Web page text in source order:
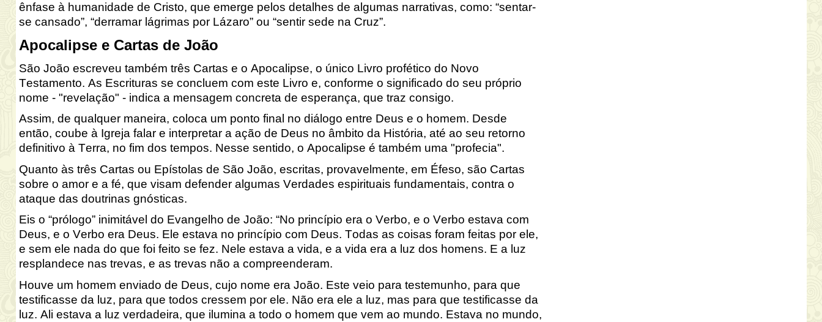
ênfase à humanidade de Cristo, que emerge pelos detalhes de algumas narrativas, como: “sentar-
se cansado”, “derramar lágrimas por Lázaro” ou “sentir sede na Cruz”.
Apocalipse e Cartas de João
São João escreveu também três Cartas e o Apocalipse, o único Livro profético do Novo
Testamento. As Escrituras se concluem com este Livro e, conforme o significado do seu próprio
nome - "revelação" - indica a mensagem concreta de esperança, que traz consigo.
Assim, de qualquer maneira, coloca um ponto final no diálogo entre Deus e o homem. Desde
então, coube à Igreja falar e interpretar a ação de Deus no âmbito da História, até ao seu retorno
definitivo à Terra, no fim dos tempos. Nesse sentido, o Apocalipse é também uma "profecia".
Quanto às três Cartas ou Epístolas de São João, escritas, provavelmente, em Éfeso, são Cartas
sobre o amor e a fé, que visam defender algumas Verdades espirituais fundamentais, contra o
ataque das doutrinas gnósticas.
Eis o “prólogo” inimitável do Evangelho de João: “No princípio era o Verbo, e o Verbo estava com
Deus, e o Verbo era Deus. Ele estava no princípio com Deus. Todas as coisas foram feitas por ele,
e sem ele nada do que foi feito se fez. Nele estava a vida, e a vida era a luz dos homens. E a luz
resplandece nas trevas, e as trevas não a compreenderam.
Houve um homem enviado de Deus, cujo nome era João. Este veio para testemunho, para que
testificasse da luz, para que todos cressem por ele. Não era ele a luz, mas para que testificasse da
luz. Ali estava a luz verdadeira, que ilumina a todo o homem que vem ao mundo. Estava no mundo,